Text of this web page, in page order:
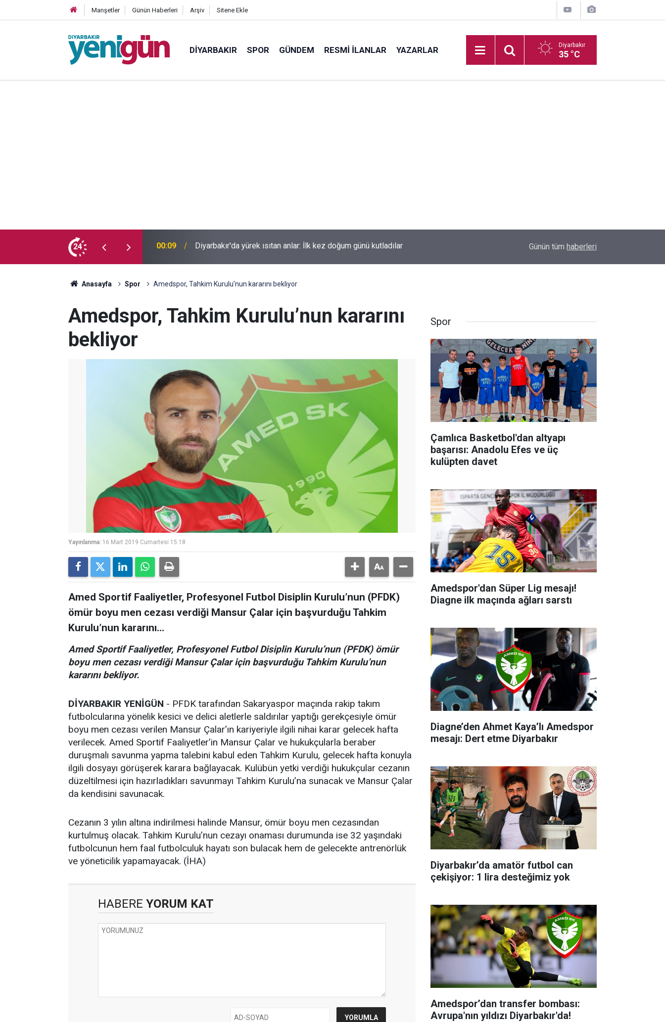
Manşetler Günün Haberleri Arşiv Sitene Ekle
DIYARBAKIR SPOR GÜNDEM RESMI İLANLAR YAZARLAR Diyarbakır
35 °C
24
kez doğum günü kutladılar 23:36 Diyarbakır'da düğün salonunda kavga: Yaralılar var Uyarılar fayda etmiyor; Diyarbakır’da bir genç
Günün tüm haberleri
Anasayfa Spor Amedspor, Tahkim Kurulu’nun kararını bekliyor
Amedspor, Tahkim Kurulu’nun kararını
bekliyor
Yayınlanma: 16 Mart 2019 Cumartesi 15:18
Amed Sportif Faaliyetler, Profesyonel Futbol Disiplin Kurulu’nun (PFDK)
ömür boyu men cezası verdiği Mansur Çalar için başvurduğu Tahkim
Kurulu’nun kararını...
Amed Sportif Faaliyetler, Profesyonel Futbol Disiplin Kurulu’nun (PFDK) ömür
boyu men cezası verdiği Mansur Çalar için başvurduğu Tahkim Kurulu’nun
kararını bekliyor.
DİYARBAKIR YENİGÜN - PFDK tarafından Sakaryaspor maçında rakip takım
futbolcularına yönelik kesici ve delici aletlerle saldırılar yaptığı gerekçesiyle ömür
boyu men cezası verilen Mansur Çalar’ın kariyeriyle ilgili nihai karar gelecek hafta
verilecek. Amed Sportif Faaliyetler’in Mansur Çalar ve hukukçularla beraber
duruşmalı savunma yapma talebini kabul eden Tahkim Kurulu, gelecek hafta konuyla
ilgili dosyayı görüşerek karara bağlayacak. Kulübün yetki verdiği hukukçular cezanın
düzeltilmesi için hazırladıkları savunmayı Tahkim Kurulu’na sunacak ve Mansur Çalar
da kendisini savunacak.
Cezanın 3 yılın altına indirilmesi halinde Mansur, ömür boyu men cezasından
kurtulmuş olacak. Tahkim Kurulu’nun cezayı onaması durumunda ise 32 yaşındaki
futbolcunun hem faal futbolculuk hayatı son bulacak hem de gelecekte antrenörlük
ve yöneticilik yapamayacak. (İHA)
HABERE YORUM KAT
Spor
Çamlıca Basketbol'dan altyapı
başarısı: Anadolu Efes ve üç
kulüpten davet
Amedspor'dan Süper Lig mesajı!
Diagne ilk maçında ağları sarstı
Diagne’den Ahmet Kaya’lı Amedspor
mesajı: Dert etme Diyarbakır
Diyarbakır’da amatör futbol can
çekişiyor: 1 lira desteğimiz yok
Amedspor’dan transfer bombası:
Avrupa'nın yıldızı Diyarbakır'da!